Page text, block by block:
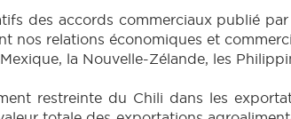
des accords commerciaux publié
nos relations économiques et
la Nouvelle-Zélande, les
restreinte du Chili dans les